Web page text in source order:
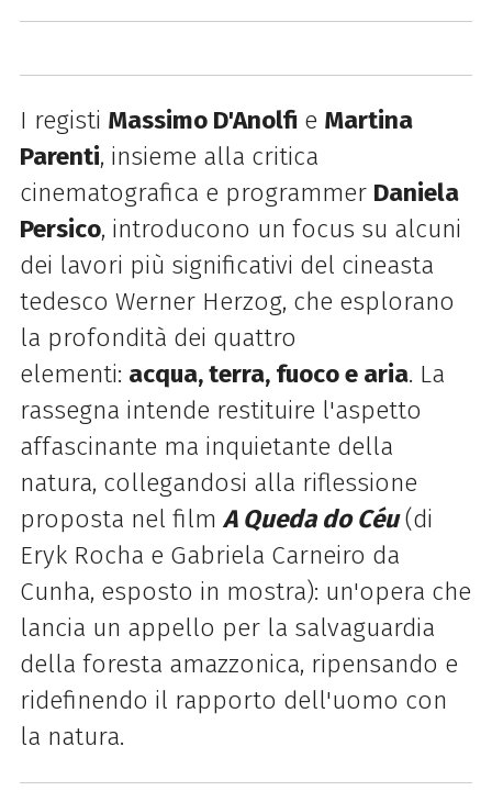
I registi Massimo D'Anolfi e Martina
Parenti, insieme alla critica
cinematografica e programmer Daniela
Persico, introducono un focus su alcuni
dei lavori più significativi del cineasta
tedesco Werner Herzog, che esplorano
la profondità dei quattro
elementi: acqua, terra, fuoco e aria. La
rassegna intende restituire l'aspetto
affascinante ma inquietante della
natura, collegandosi alla riflessione
proposta nel film A Queda do Céu(di
Eryk Rocha e Gabriela Carneiro da
Cunha, esposto in mostra): un'opera che
lancia un appello per la salvaguardia
della foresta amazzonica, ripensando e
ridefinendo il rapporto dell'uomo con
la natura.